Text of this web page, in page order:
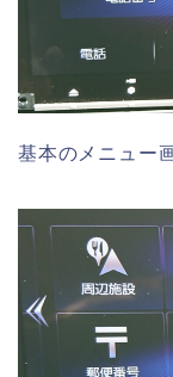
基本のメニュー